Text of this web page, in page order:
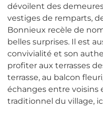
dévoilent des
vestiges de remparts,
Bonnieux recèle de
belles surprises. Il est
convivialité et son
profiter aux terrasses
terrasse, au balcon
échanges entre voisins
traditionnel du village,